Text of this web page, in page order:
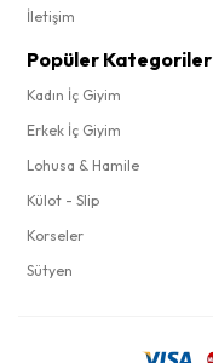
İletişim
Popüler Kategoriler
Kadın İç Giyim
Erkek İç Giyim
Lohusa & Hamile
Külot - Slip
Korseler
Sütyen